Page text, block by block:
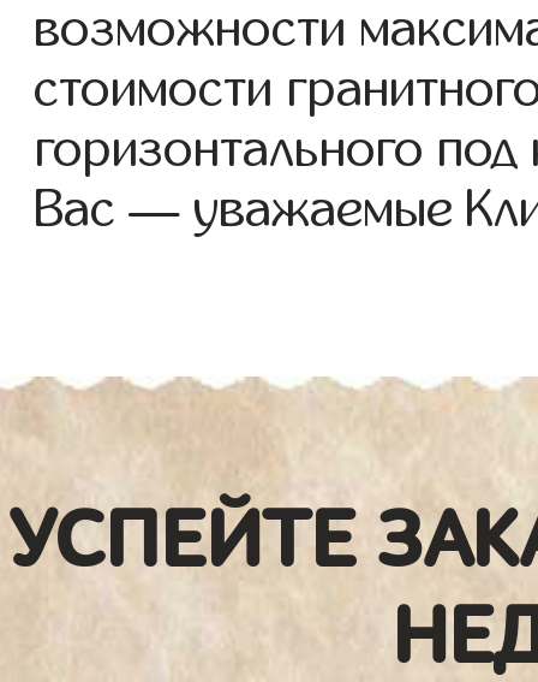
возможности
стоимости
горизонтального
Вас — уважаемые
УСПЕЙТЕ